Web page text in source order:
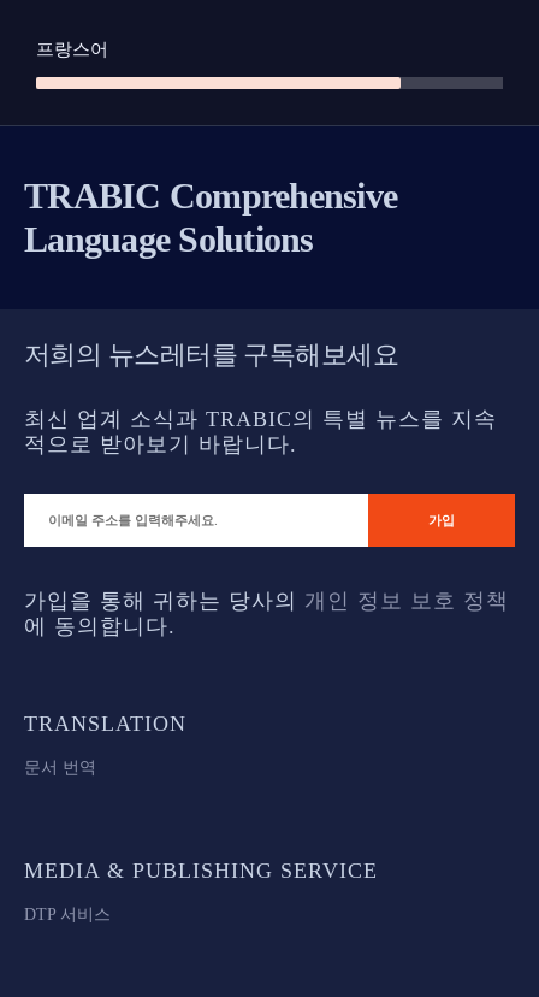
프랑스어
TRABIC Comprehensive
Language Solutions
저희의 뉴스레터를 구독해보세요
최신 업계 소식과 TRABIC의 특별 뉴스를 지속
적으로 받아보기 바랍니다.
가입을 통해 귀하는 당사의 개인 정보 보호 정책
에 동의합니다.
TRANSLATION
문서 번역
MEDIA & PUBLISHING SERVICE
DTP 서비스